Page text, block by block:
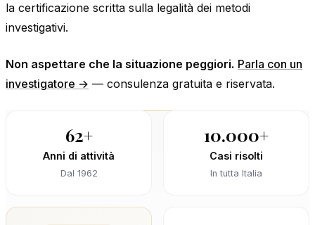
la certificazione scritta sulla legalità dei metodi
investigativi.
Non aspettare che la situazione peggiori. Parla con un
investigatore → — consulenza gratuita e riservata.
62+
Anni di attività
Dal 1962
10.000+
Casi risolti
In tutta Italia